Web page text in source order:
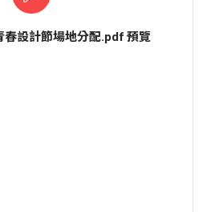
春設計節場地分配.pdf 預覽